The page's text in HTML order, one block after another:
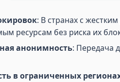
: В странах с
ресурсам без риска их
анонимность: Передача
в ограниченных